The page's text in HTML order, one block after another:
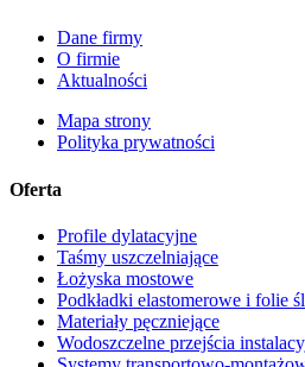
Dane firmy
O firmie
Aktualności
Mapa strony
Polityka prywatności
Oferta
Profile dylatacyjne
Taśmy uszczelniające
Łożyska mostowe
Podkładki elastomerowe i folie
Materiały pęczniejące
Wodoszczelne przejścia